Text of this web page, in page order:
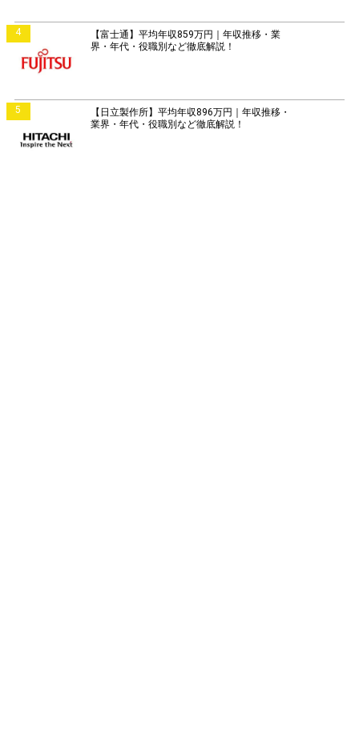
4
【富士通】平均年収859万円｜年収推移・業
界・年代・役職別など徹底解説！
5
【日立製作所】平均年収896万円｜年収推移・
業界・年代・役職別など徹底解説！